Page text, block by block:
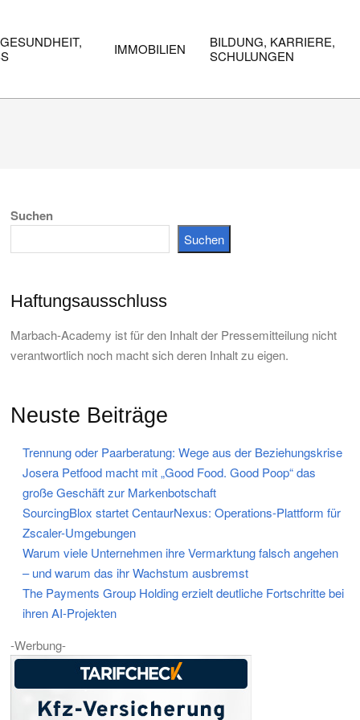
IMMOBILIEN
BILDUNG, KARRIERE,
SCHULUNGEN
Suchen
Suchen
Haftungsausschluss
Marbach-Academy ist für den Inhalt der Pressemitteilung nicht
verantwortlich noch macht sich deren Inhalt zu eigen.
Neuste Beiträge
Trennung oder Paarberatung: Wege aus der Beziehungskrise
Josera Petfood macht mit „Good Food. Good Poop“ das
große Geschäft zur Markenbotschaft
SourcingBlox startet CentaurNexus: Operations-Plattform für
Zscaler-Umgebungen
Warum viele Unternehmen ihre Vermarktung falsch angehen
– und warum das ihr Wachstum ausbremst
The Payments Group Holding erzielt deutliche Fortschritte bei
ihren AI-Projekten
-Werbung-